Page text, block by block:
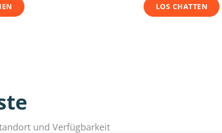
LOS CHATTEN
und Verfügbarkeit